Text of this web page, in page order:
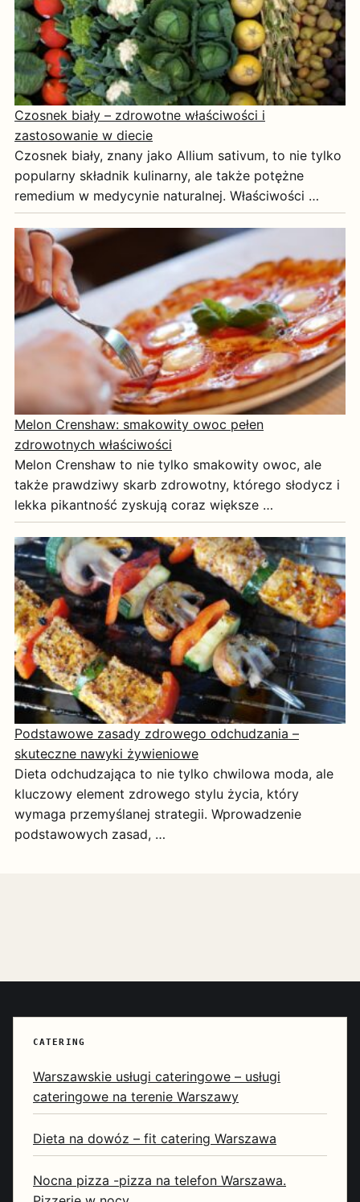
Czosnek biały – zdrowotne właściwości i
zastosowanie w diecie
Czosnek biały, znany jako Allium sativum, to nie tylko
popularny składnik kulinarny, ale także potężne
remedium w medycynie naturalnej. Właściwości …
Melon Crenshaw: smakowity owoc pełen
zdrowotnych właściwości
Melon Crenshaw to nie tylko smakowity owoc, ale
także prawdziwy skarb zdrowotny, którego słodycz i
lekka pikantność zyskują coraz większe …
Podstawowe zasady zdrowego odchudzania –
skuteczne nawyki żywieniowe
Dieta odchudzająca to nie tylko chwilowa moda, ale
kluczowy element zdrowego stylu życia, który
wymaga przemyślanej strategii. Wprowadzenie
podstawowych zasad, …
CATERING
Warszawskie usługi cateringowe – usługi
cateringowe na terenie Warszawy
Dieta na dowóz – fit catering Warszawa
Nocna pizza -pizza na telefon Warszawa.